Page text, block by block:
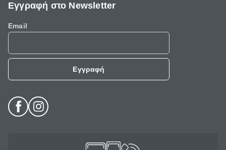
Εγγραφή στο Newsletter
Email
Εγγραφή